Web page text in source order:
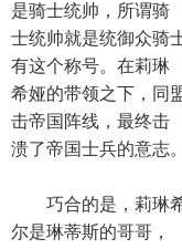
是骑士统帅，所谓骑
士统帅就是统御众骑
有这个称号。在莉琳
希娅的带领之下，同
击帝国阵线，最终击
溃了帝国士兵的意志。
巧合的是，莉琳希
尔是琳蒂斯的哥哥，